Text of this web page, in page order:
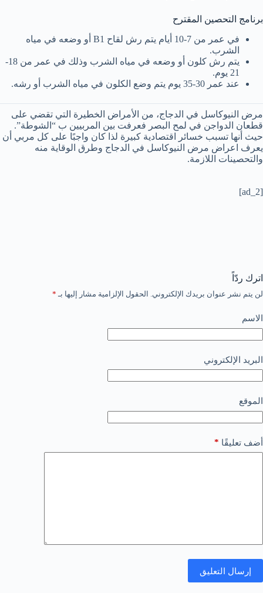
برنامج التحصين المقترح
في عمر من 7-10 أيام يتم رش لقاح B1 أو وضعه في مياه
الشرب.
يتم رش كلون أو وضعه في مياه الشرب وذلك في عمر من 18-
21 يوم.
عند عمر 30-35 يوم يتم وضع الكلون في مياه الشرب أو رشه.
مرض النيوكاسل في الدجاج، من الأمراض الخطيرة التي تقضي على
قطعان الدواجن في لمح البصر فعرفت بين المربيين ب “الشوطة”.
حيث أنها تسبب خسائر اقتصادية كبيرة لذا كان واجبًا على كل مربي أن
يعرف اعراض مرض النيوكاسل في الدجاج وطرق الوقاية منه
والتحصينات اللازمة.
[ad_2]
اترك ردّاً
لن يتم نشر عنوان بريدك الإلكتروني. الحقول الإلزامية مشار إليها بـ *
الاسم
البريد الإلكتروني
الموقع
أضف تعليقًا *
إرسال التعليق